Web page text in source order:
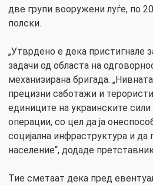
две групи вооружени луѓе, по
полски.
„Утврдено е дека пристигнале
задачи од областа на
механизирана бригада.
прецизни саботажи и
единиците на украинските сили
операции, со цел да ја
социјална инфраструктура и да
население“, додаде
Тие сметаат дека пред